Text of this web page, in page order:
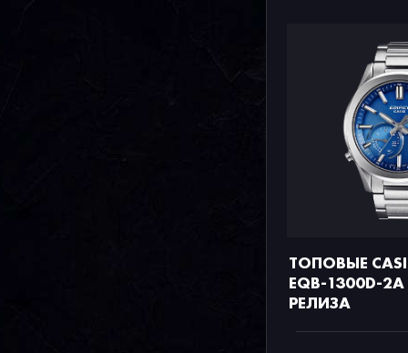
ТОПОВЫЕ
EQB-1300D-
РЕЛИЗА